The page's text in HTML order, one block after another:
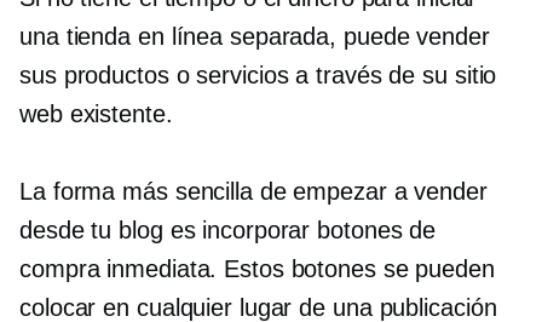
una tienda en línea separada, puede vender
sus productos o servicios a través de su sitio
web existente.
La forma más sencilla de empezar a vender
desde tu blog es incorporar botones de
compra inmediata. Estos botones se pueden
colocar en cualquier lugar de una publicación